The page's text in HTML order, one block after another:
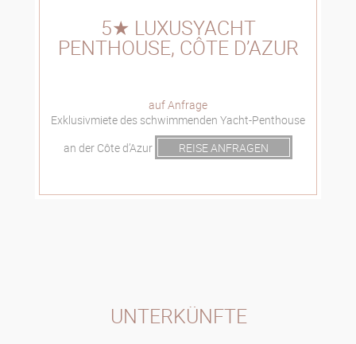
5★ LUXUSYACHT
PENTHOUSE, CÔTE D’AZUR
auf Anfrage
Exklusivmiete des schwimmenden Yacht-Penthouse
an der Côte d’Azur
REISE ANFRAGEN
UNTERKÜNFTE